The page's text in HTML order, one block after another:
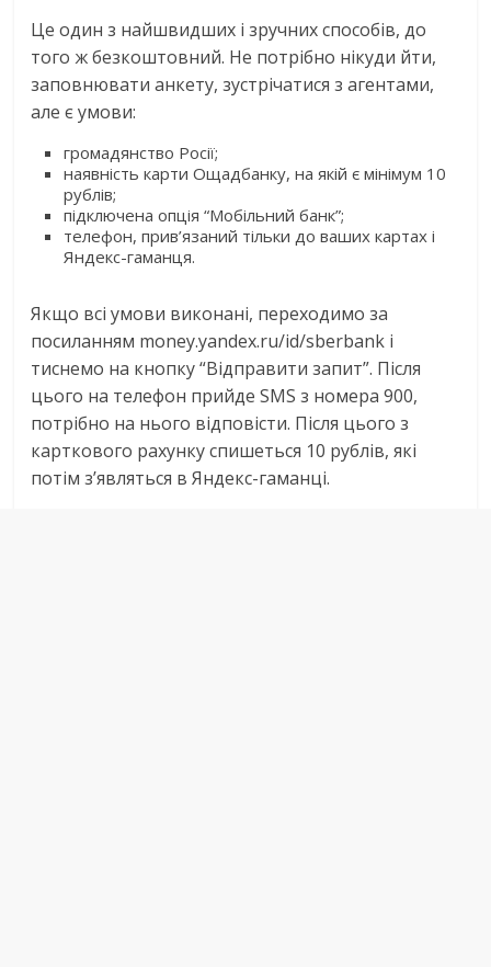
Це один з найшвидших і зручних способів, до
того ж безкоштовний. Не потрібно нікуди йти,
заповнювати анкету, зустрічатися з агентами,
але є умови:
громадянство Росії;
наявність карти Ощадбанку, на якій є мінімум 10
рублів;
підключена опція “Мобільний банк”;
телефон, прив’язаний тільки до ваших картах і
Яндекс-гаманця.
Якщо всі умови виконані, переходимо за
посиланням money.yandex.ru/id/sberbank і
тиснемо на кнопку “Відправити запит”. Після
цього на телефон прийде SMS з номера 900,
потрібно на нього відповісти. Після цього з
карткового рахунку спишеться 10 рублів, які
потім з’являться в Яндекс-гаманці.